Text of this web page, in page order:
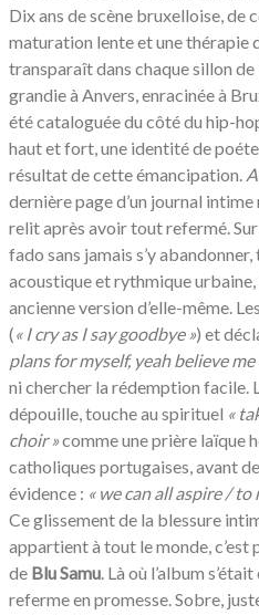
Dix ans de scène bruxelloise,
maturation lente et une thérapie
transparaît dans chaque sillon de
grandie à Anvers, enracinée à
été cataloguée du côté du hip-
haut et fort, une identité de
résultat de cette émancipation.
dernière page d’un journal intime
relit après avoir tout refermé.
fado sans jamais s’y
acoustique et rythmique urbaine,
ancienne version d’elle-même.
(« I cry as I say goodbye ») et
plans for myself, yeah believe me
ni chercher la rédemption facile.
dépouille, touche au spirituel «
choir »comme une prière laïque
catholiques portugaises, avant
évidence : « we can all aspire /
Ce glissement de la blessure
appartient à tout le monde,
de Blu Samu . Là où l’album
referme en promesse. Sobre,